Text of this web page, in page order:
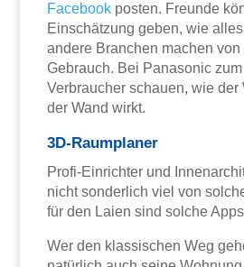
Facebook posten. Freunde
Einschätzung geben, wie
andere Branchen machen
Gebrauch. Bei Panasonic
Verbraucher schauen, wie der
der Wand wirkt.
3D-Raumplaner
Profi-Einrichter und
nicht sonderlich viel von
für den Laien sind solche
Wer den klassischen Weg